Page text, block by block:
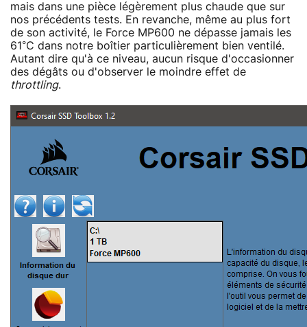
mais dans une pièce légèrement plus chaude que sur
nos précédents tests. En revanche, même au plus fort
de son activité, le Force MP600 ne dépasse jamais les
61°C dans notre boîtier particulièrement bien ventilé.
Autant dire qu'à ce niveau, aucun risque d'occasionner
des dégâts ou d'observer le moindre effet de
throttling.